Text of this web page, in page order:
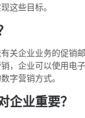
这些目标。
关企业业务的促销
，企业可以使用电
字营销方式。
企业重要？